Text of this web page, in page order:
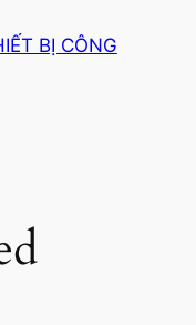
BỊ CÔNG